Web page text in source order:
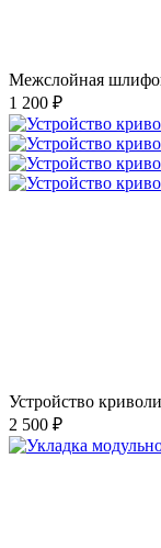
Межслойная
1 200 ₽
Устройство
2 500 ₽